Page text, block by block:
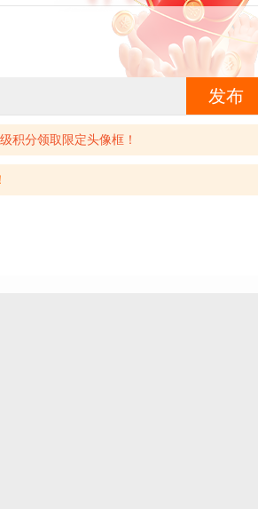
发布
积分领取限定头像框！